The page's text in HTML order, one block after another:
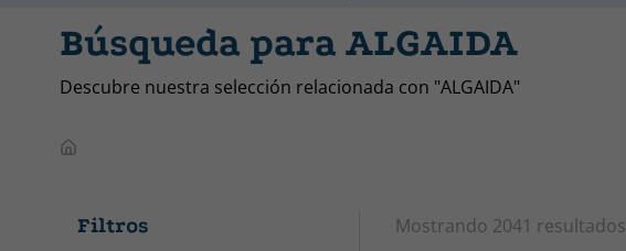
Búsqueda para ALGAIDA
Descubre nuestra selección relacionada con "ALGAIDA"
Filtros
Mostrando 2041 resultados